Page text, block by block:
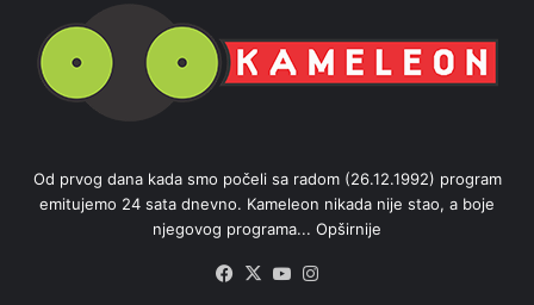
Od prvog dana kada smo počeli sa radom (26.12.1992) program
emitujemo 24 sata dnevno. Kameleon nikada nije stao, a boje
njegovog programa... Opširnije
Facebook
X YouTube